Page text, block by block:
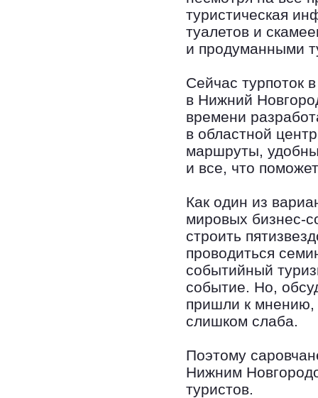
туристическая
туалетов и
и продуманными
Сейчас турпоток
в Нижний
времени
в областной
маршруты,
и все, что
Как один из
мировых бизнес-
строить
проводиться
событийный
событие. Но,
пришли к мнению,
слишком слаба.
Поэтому
Нижним
туристов.